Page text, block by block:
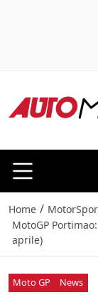
Home /
MotoGP
aprile)
Moto GP News